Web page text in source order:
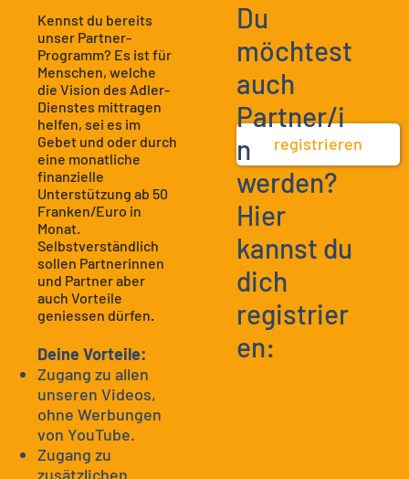
Kennst du bereits
unser Partner-
Programm? Es ist für
Menschen, welche
die Vision des Adler-
Dienstes mittragen
helfen, sei es im
Gebet und oder durch
eine monatliche
finanzielle
Unterstützung ab 50
Franken/Euro in
Monat.
Selbstverständlich
sollen Partnerinnen
und Partner aber
auch Vorteile
geniessen dürfen.
Deine Vorteile:
Zugang zu allen
unseren Videos,
ohne Werbungen
von YouTube.
Zugang zu
zusätzlichen
registrieren
Du
möchtest
auch
Partner/i
n
werden?
Hier
kannst du
dich
registrier
en: